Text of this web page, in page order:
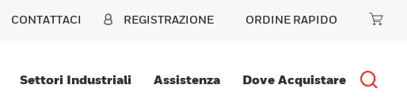
CONTATTACI REGISTRAZIONE ORDINE RAPIDO
Settori Industriali Assistenza Dove Acquistare